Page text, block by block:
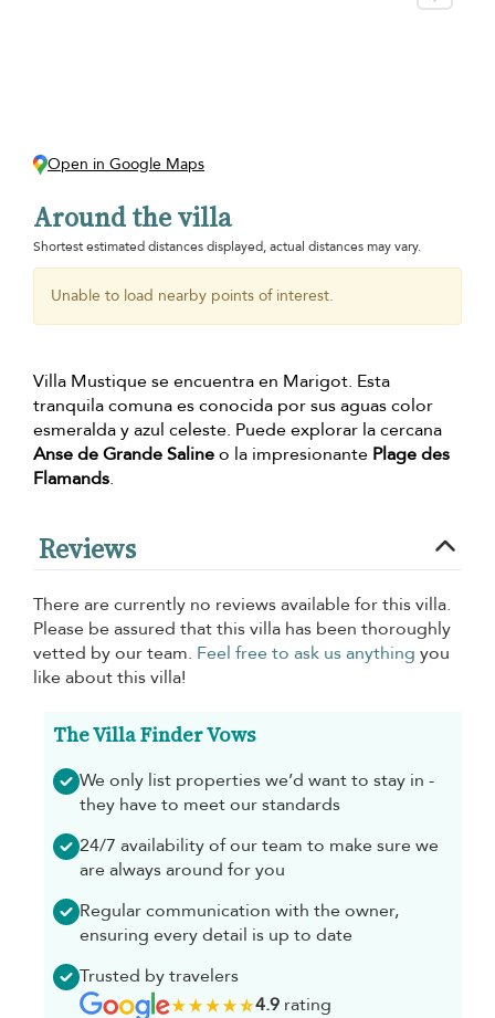
Open in Google Maps
Around the villa
Shortest estimated distances displayed, actual distances may vary.
Unable to load nearby points of interest.
Villa Mustique se encuentra en Marigot. Esta
tranquila comuna es conocida por sus aguas color
esmeralda y azul celeste. Puede explorar la cercana
Anse de Grande Salineo la impresionante Plage des
Flamands.
Reviews
There are currently no reviews available for this villa.
Please be assured that this villa has been thoroughly
vetted by our team. Feel free to ask us anything you
like about this villa!
The Villa Finder Vows
We only list properties we’d want to stay in -
they have to meet our standards
24/7 availability of our team to make sure we
are always around for you
Regular communication with the owner,
ensuring every detail is up to date
Trusted by travelers
4.9rating